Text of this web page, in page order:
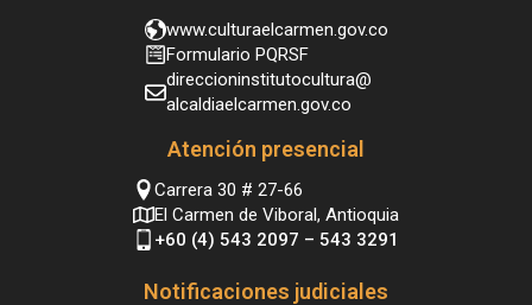
www.culturaelcarmen.gov.co
Formulario PQRSF
direccioninstitutocultura@
alcaldiaelcarmen.gov.co
Atención presencial
Carrera 30 # 27-66
El Carmen de Viboral, Antioquia
+60 (4) 543 2097 – 543 3291
Notificaciones judiciales